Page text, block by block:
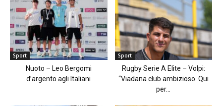
Sport
Nuoto – Leo Bergomi
d’argento agli Italiani
Sport
Rugby Serie A Elite – Volpi:
“Viadana club ambizioso. Qui
per...